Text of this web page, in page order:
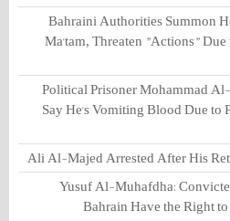
Bahraini Authorities Summon
Ma'tam, Threaten "Actions"
Political Prisoner Mohammad
Say He's Vomiting Blood Due to
Ali Al-Majed Arrested After His
Yusuf Al-Muhafdha:
Bahrain Have the Right